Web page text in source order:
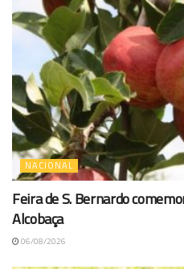
NACIONAL
Feira de S. Bernardo
Alcobaça
06/08/2026